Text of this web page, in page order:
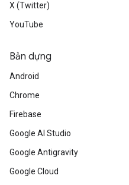
X (Twitter)
YouTube
Bản dựng
Android
Chrome
Firebase
Google AI Studio
Google Antigravity
Google Cloud